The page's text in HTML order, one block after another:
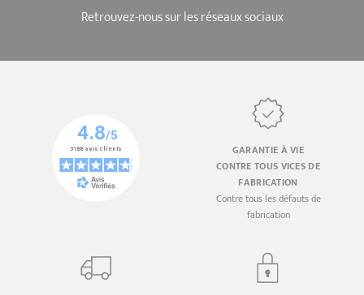
Retrouvez-nous sur les réseaux sociaux
GARANTIE À VIE
CONTRE TOUS VICES DE
FABRICATION
Contre tous les défauts de
fabrication